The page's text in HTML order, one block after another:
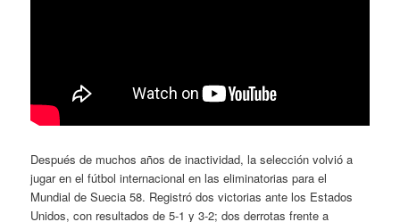
Después de muchos años de inactividad, la selección volvió a
jugar en el fútbol internacional en las eliminatorias para el
Mundial de Suecia 58. Registró dos victorias ante los Estados
Unidos, con resultados de 5-1 y 3-2; dos derrotas frente a